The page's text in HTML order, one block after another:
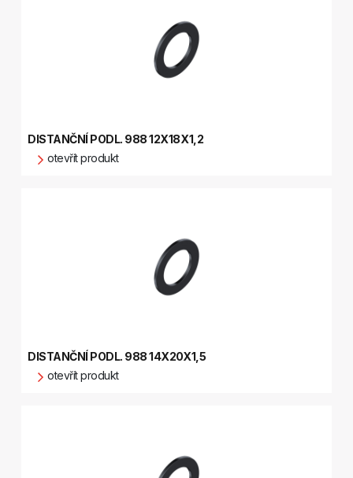
DISTANČNÍ PODL. 988 12X18X1,2
otevřít produkt
DISTANČNÍ PODL. 988 14X20X1,5
otevřít produkt